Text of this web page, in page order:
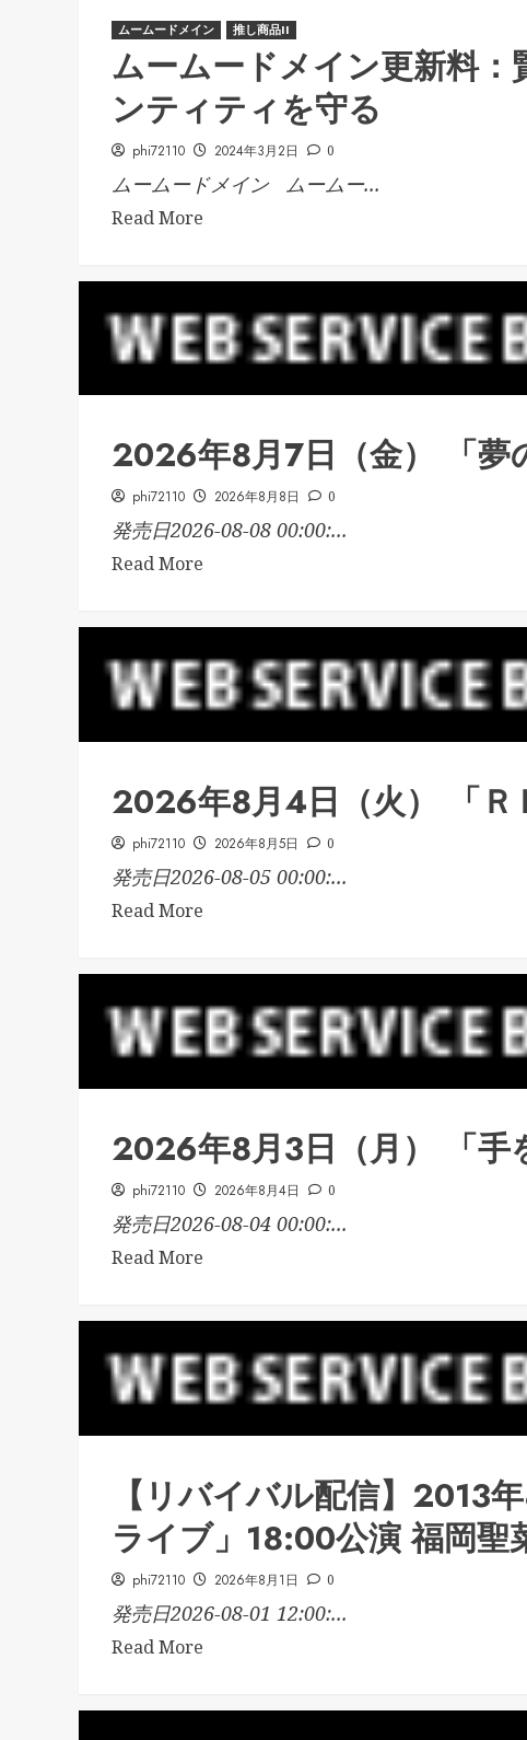
ムームードメイン 推し商品II
ムームードメイン更新料
ンティティを守る
phi72110 2024年3月2日 0
ムームードメイン ムームー...
Read More
2026年8月7日（金） 「夢
phi72110 2026年8月8日 0
発売日2026-08-08 00:00:...
Read More
2026年8月4日（火） 「Ｒ
phi72110 2026年8月5日 0
発売日2026-08-05 00:00:...
Read More
2026年8月3日（月） 「手
phi72110 2026年8月4日 0
発売日2026-08-04 00:00:...
Read More
【リバイバル配信】2013
ライブ」18:00公演 福岡聖
phi72110 2026年8月1日 0
発売日2026-08-01 12:00:...
Read More